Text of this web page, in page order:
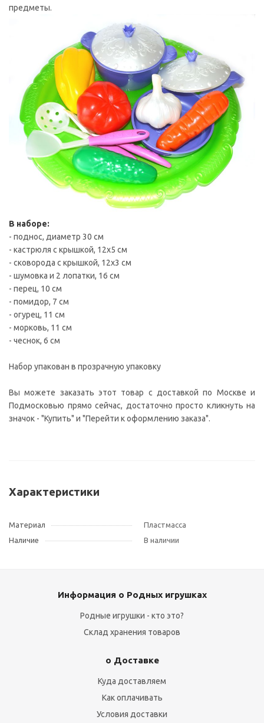
предметы.
В наборе:
- поднос, диаметр 30 см
- кастрюля с крышкой, 12x5 см
- сковорода с крышкой, 12x3 см
- шумовка и 2 лопатки, 16 см
- перец, 10 см
- помидор, 7 см
- огурец, 11 см
- морковь, 11 см
- чеснок, 6 см
Набор упакован в прозрачную упаковку
Вы можете заказать этот товар с доставкой по Москве и
Подмосковью прямо сейчас, достаточно просто кликнуть на
значок - "Купить" и "Перейти к оформлению заказа".
Характеристики
Материал
Пластмасса
Наличие
В наличии
Информация о Родных игрушках
Родные игрушки - кто это?
Склад хранения товаров
о Доставке
Куда доставляем
Как оплачивать
Условия доставки